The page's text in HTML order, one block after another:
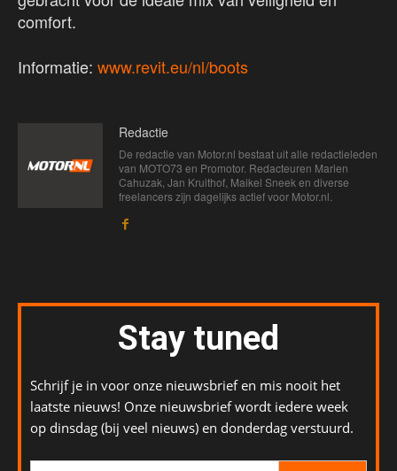
comfort.
Informatie: www.revit.eu/nl/boots
Redactie
De redactie van Motor.nl bestaat uit alle redactieleden
van MOTO73 en Promotor. Redacteuren Marien
Cahuzak, Jan Kruithof, Maikel Sneek en diverse
freelancers zijn dagelijks actief voor Motor.nl.
Stay tuned
Schrijf je in voor onze nieuwsbrief en mis nooit het
laatste nieuws! Onze nieuwsbrief wordt iedere week
op dinsdag (bij veel nieuws) en donderdag verstuurd.